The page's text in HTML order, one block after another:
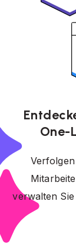
One-
verwalten